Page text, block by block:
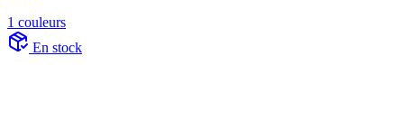
1 couleurs
En stock